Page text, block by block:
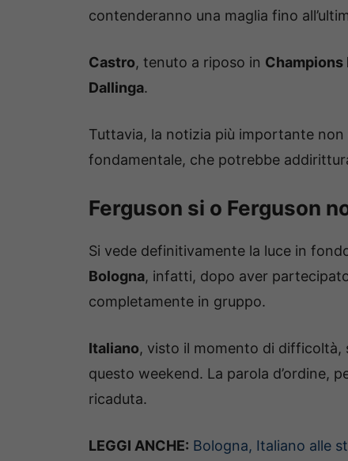
contenderanno una maglia fino
Castro, tenuto a riposo in Champions
Dallinga.
Tuttavia, la notizia più importante
fondamentale, che potrebbe
Ferguson si o Ferguson
Si vede definitivamente la luce in
Bologna, infatti, dopo aver
completamente in gruppo.
Italiano, visto il momento di difficoltà,
questo weekend. La parola d’ordine,
ricaduta.
LEGGI ANCHE: Bologna, Italiano alle